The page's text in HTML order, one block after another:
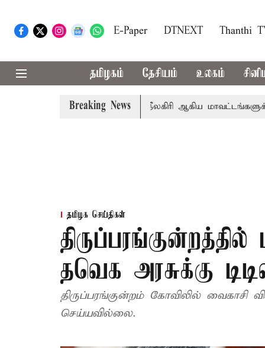
E-Paper DTNEXT Thanthi
தமிழகம் தேசியம் உலகம்
Breaking News
கோவை, தேனி,நீலகிரி ஆகிய மாவட்டங்களுக்கு கன
தமிழக செய்திகள்
தவெக அரசுக்கு
திருப்பரங்குன்றம் கோவிலில் வைகாசி விசாகம்
செய்யவில்லை.